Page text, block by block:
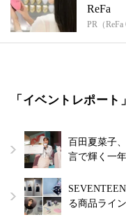
ReFa
PR（ReFa
「イベントレポー
百田夏菜子
言で輝く一
る商品ライ